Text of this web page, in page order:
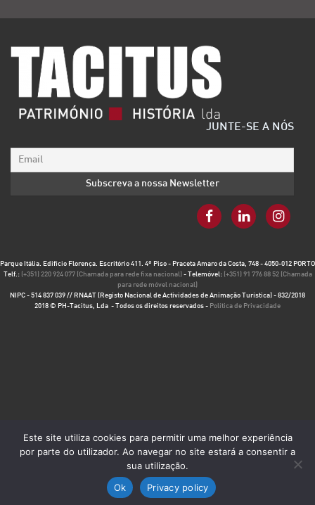
JUNTE-SE A NÓS
Parque Itália. Edifício Florença. Escritório 411. 4º Piso - Praceta Amaro da Costa, 748 - 4050-012 PORTO
Telf.: (+351) 220 924 077 (Chamada para rede fixa nacional) - Telemóvel: (+351) 91 776 88 52 (Chamada
para rede móvel nacional)
NIPC - 514 837 039 // RNAAT (Registo Nacional de Actividades de Animação Turística) - 832/2018
2018 © PH-Tacitus, Lda - Todos os direitos reservados - Política de Privacidade
Este site utiliza cookies para permitir uma melhor experiência
por parte do utilizador. Ao navegar no site estará a consentir a
sua utilização.
Ok
Privacy policy